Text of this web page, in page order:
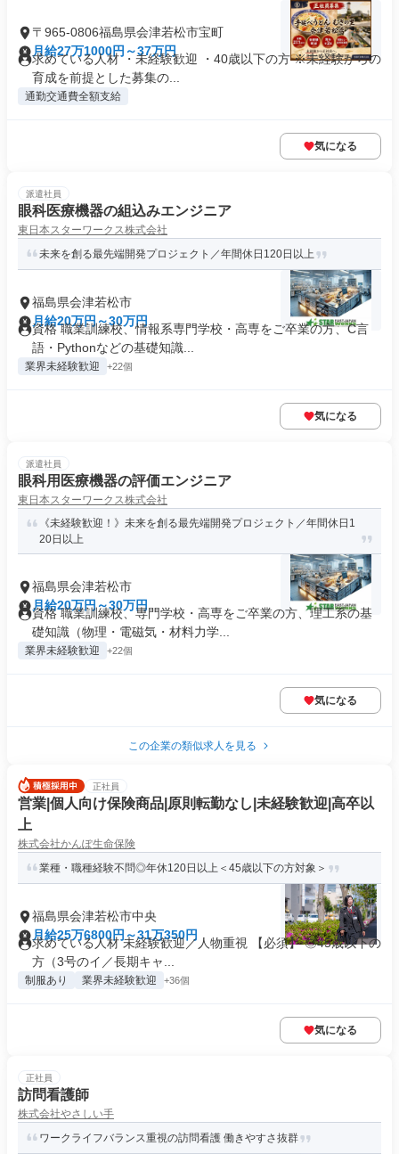
〒965-0806福島県会津若松市宝町
月給27万1000円～37万円
求めている人材 ・未経験歓迎 ・40歳以下の方 ※未経験からの
育成を前提とした募集の...
通勤交通費全額支給
気になる
派遣社員
眼科医療機器の組込みエンジニア
東日本スターワークス株式会社
未来を創る最先端開発プロジェクト／年間休日120日以上
福島県会津若松市
月給20万円～30万円
資格 職業訓練校、情報系専門学校・高専をご卒業の方、C言
語・Pythonなどの基礎知識...
業界未経験歓迎 +22個
気になる
派遣社員
眼科用医療機器の評価エンジニア
東日本スターワークス株式会社
《未経験歓迎！》未来を創る最先端開発プロジェクト／年間休日1
20日以上
福島県会津若松市
月給20万円～30万円
資格 職業訓練校、専門学校・高専をご卒業の方、理工系の基
礎知識（物理・電磁気・材料力学...
業界未経験歓迎 +22個
気になる
この企業の類似求人を見る
正社員
営業|個人向け保険商品|原則転勤なし|未経験歓迎|高卒以
上
株式会社かんぽ生命保険
業種・職種経験不問◎年休120日以上＜45歳以下の方対象＞
福島県会津若松市中央
月給25万6800円～31万350円
求めている人材 未経験歓迎／人物重視 【必須】 ◎45歳以下の
方（3号のイ／長期キャ...
制服あり 業界未経験歓迎 +36個
気になる
正社員
訪問看護師
株式会社やさしい手
ワークライフバランス重視の訪問看護 働きやすさ抜群